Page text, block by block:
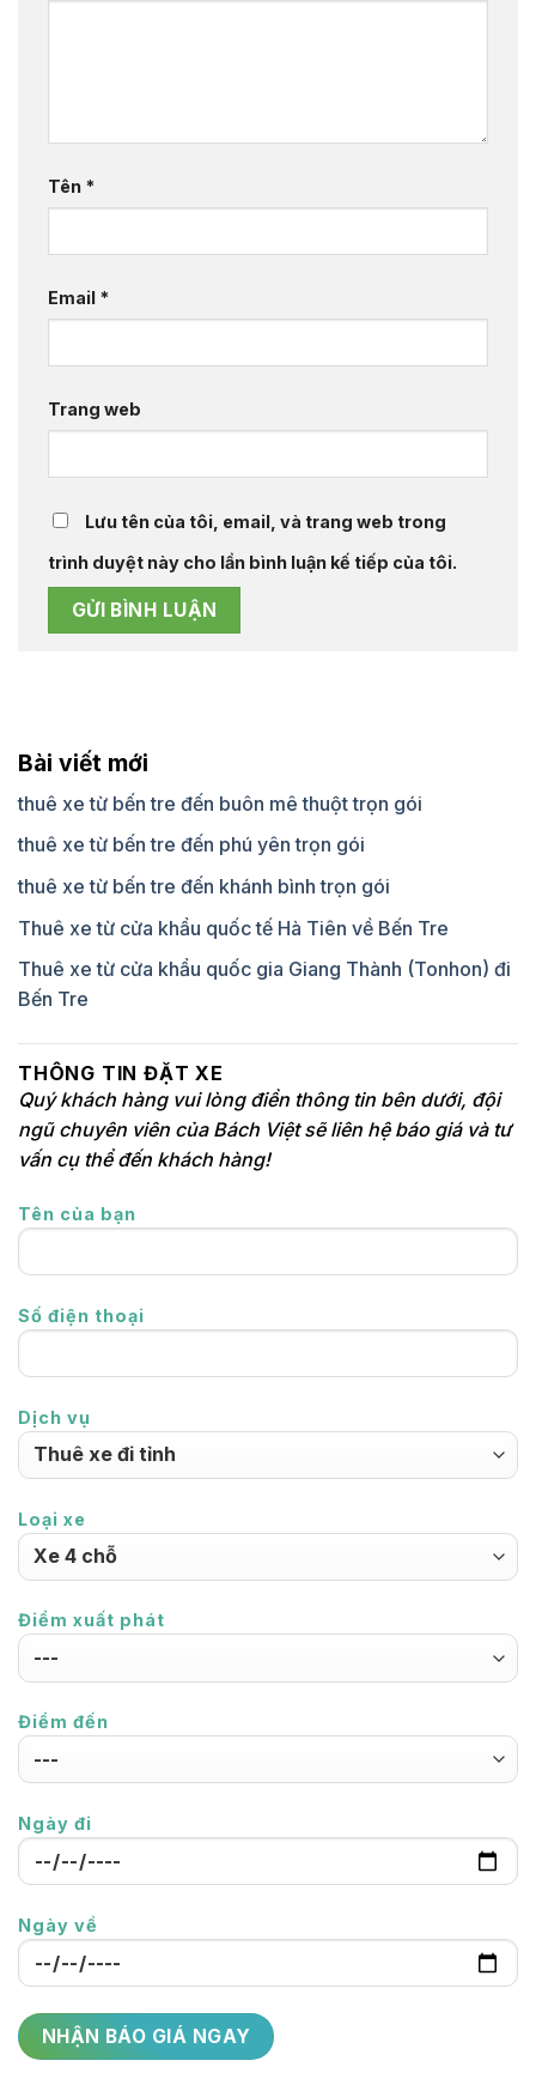
Tên *
Email *
Trang web
Lưu tên của tôi, email, và trang web trong
trình duyệt này cho lần bình luận kế tiếp của tôi.
Bài viết mới
thuê xe từ bến tre đến buôn mê thuột trọn gói
thuê xe từ bến tre đến phú yên trọn gói
thuê xe từ bến tre đến khánh bình trọn gói
Thuê xe từ cửa khẩu quốc tế Hà Tiên về Bến Tre
Thuê xe từ cửa khẩu quốc gia Giang Thành (Tonhon) đi
Bến Tre
THÔNG TIN ĐẶT XE
Quý khách hàng vui lòng điền thông tin bên dưới, đội
ngũ chuyên viên của Bách Việt sẽ liên hệ báo giá và tư
vấn cụ thể đến khách hàng!
Tên của bạn
Số điện thoại
Dịch vụ
Loại xe
Điểm xuất phát
Điểm đến
Ngày đi
Ngày về